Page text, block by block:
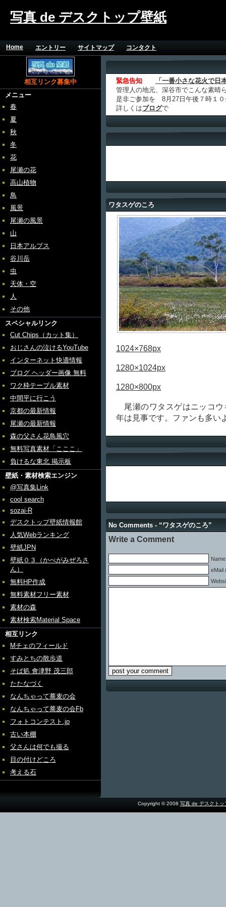
写真 de デスクトップ壁紙
Home エントリー サイトマップ コンタクト
相互リンク募集中
メニュー
春
夏
秋
冬
花
尾瀬の花
高山植物
鳥
風景
尾瀬の風景
山
日本アルプス
谷川岳
虫
天体・空
人
その他
スペシャルリンク
Cut Chips（カット集）
おじさんの泣けるYouTube
インターネット快適情報
ブログ ヘッダー画像 無料
ワク枠テーブル素材
中間平に行こう
京都の最新情報
尾瀬の最新情報
森の父さん花鳥風穴
無料写真素材「こここ」
負けるな東北 掲示板
壁紙・素材検索エンジン
@写真集Link
cool search
sozai-R
デスクトップ壁紙情報館
人気Webランキング
壁紙JPN
壁紙０３（かべがみぜろさ
ん）
無料HP作成
無料素材フリー素材
素材の森
素材検索Material Space
相互リンク
Mチェのフィールド
すみとちの散歩道
そば処 會津野 茂三郎
たたなづく
なんちゃって蕎麦の会
なんちゃって蕎麦の会Fb
フォトコンテスト.jp
古い本棚
父さんは何でも撮る
目の付けどころ
考える石
緊急告知
「一番小さな花火で日
管理人の地元、深谷市でこんな素晴
是非ご参加を 8月27日午後７時１０
詳しくはブログで
ワタスゲのころ
1024×768px
1280×1024px
1280×800px
尾瀬のワタスゲはニッコウ
年は見事です。ファンも多い
No Comments - “ワタスゲのころ”
Write a Comment
eMail
Copyright © 2008 写真 de デスクトッ